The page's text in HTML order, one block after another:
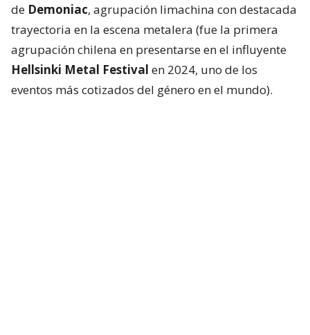
de Demoniac, agrupación limachina con destacada
trayectoria en la escena metalera (fue la primera
agrupación chilena en presentarse en el influyente
Hellsinki Metal Festival en 2024, uno de los
eventos más cotizados del género en el mundo).